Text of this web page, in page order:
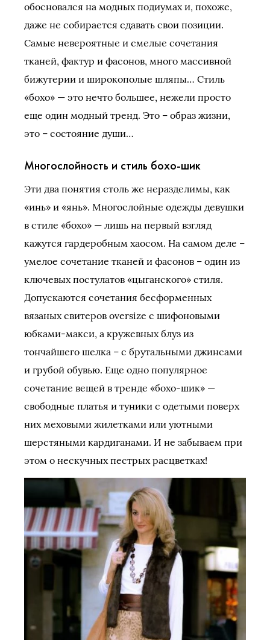
обосновался на модных подиумах и, похоже,
даже не собирается сдавать свои позиции.
Самые невероятные и смелые сочетания
тканей, фактур и фасонов, много массивной
бижутерии и широкополые шляпы… Стиль
«бохо» — это нечто большее, нежели просто
еще один модный тренд. Это – образ жизни,
это – состояние души…
Многослойность и стиль бохо-шик
Эти два понятия столь же неразделимы, как
«инь» и «янь». Многослойные одежды девушки
в стиле «бохо» — лишь на первый взгляд
кажутся гардеробным хаосом. На самом деле –
умелое сочетание тканей и фасонов – один из
ключевых постулатов «цыганского» стиля.
Допускаются сочетания бесформенных
вязаных свитеров oversize с шифоновыми
юбками-макси, а кружевных блуз из
тончайшего шелка – с брутальными джинсами
и грубой обувью. Еще одно популярное
сочетание вещей в тренде «бохо-шик» —
свободные платья и туники с одетыми поверх
них меховыми жилетками или уютными
шерстяными кардиганами. И не забываем при
этом о нескучных пестрых расцветках!